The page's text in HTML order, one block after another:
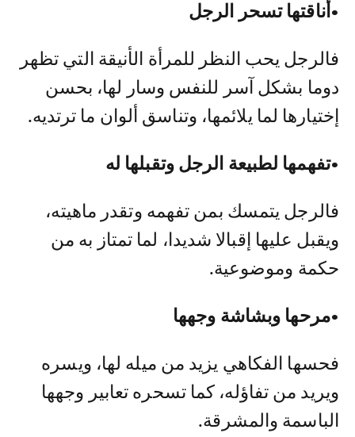
•أناقتها تسحر الرجل
فالرجل يحب النظر للمرأة الأنيقة التي تظهر
دوما بشكل آسر للنفس وسار لها، بحسن
إختيارها لما يلائمها، وتناسق ألوان ما ترتديه.
•تفهمها لطبيعة الرجل وتقبلها له
فالرجل يتمسك بمن تفهمه وتقدر ماهيته،
ويقبل عليها إقبالا شديدا، لما تمتاز به من
حكمة وموضوعية.
•مرحها وبشاشة وجهها
فحسها الفكاهي يزيد من ميله لها، ويسره
ويريد من تفاؤله، كما تسحره تعابير وجهها
الباسمة والمشرقة.